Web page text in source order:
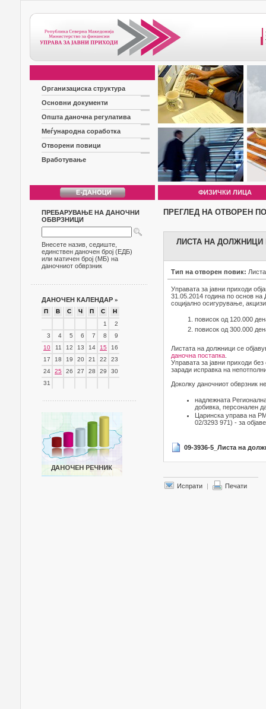
Организациска структура
Основни документи
Општа даночна регулатива
Меѓународна соработка
Отворени повици
Вработување
ФИЗИЧКИ ЛИЦА
ПРЕБАРУВАЊЕ НА ДАНОЧНИ
ОБВРЗНИЦИ
Внесете назив, седиште,
единствен даночен број (ЕДБ)
или матичен број (МБ) на
даночниот обврзник
ДАНОЧЕН КАЛЕНДАР »
П В С Ч П С
Н
1
2
3
4 5 6 7 8
9
10
11 12 13 14 15
16
17
18 19 20 21 22
23
24
25 26 27 28 29
30
31
ПРЕГЛЕД НА ОТВОРЕН
ЛИСТА НА ДОЛЖНИЦИ
Тип на отворен повик:
Управата за јавни приходи
31.05.2014 година по основ
социјално осигурување,
повисок од 120.000
повисок од 300.000
Листата на должници се
даночна постапка
Управата за јавни приходи
заради исправка на
Доколку даночниот обврзник
надлежната
добивка, персонален
Царинска управа на
02/3293 971) - за
09-3936-5_Листа на
Испрати | Печати